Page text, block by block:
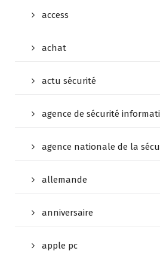
access
achat
actu sécurité
agence de sécurité
agence nationale de la
allemande
anniversaire
apple pc